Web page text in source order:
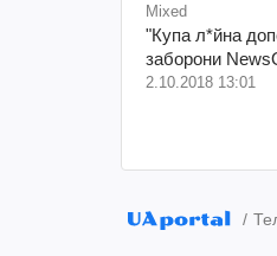
Mixed
"Купа л*йна
заборони
2.10.2018 13:01